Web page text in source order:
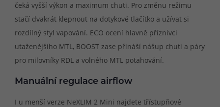
čeká vyšší výkon a maximum chuti. Pro změnu režimu
stačí dvakrát klepnout na dotykové tlačítko a užívat si
rozdílný styl vapování. ECO ocení hlavně příznivci
utaženějšího MTL, BOOST zase přináší nášup chuti a páry
pro milovníky RDL a volného MTL potahování.
Manuální regulace airflow
I u menší verze NeXLIM 2 Mini najdete třístupňové